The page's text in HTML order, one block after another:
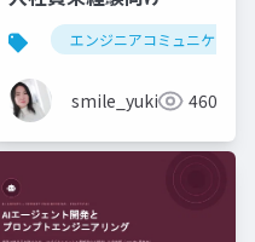
エンジニアコミュニケーシ
smile_yukiko_it460